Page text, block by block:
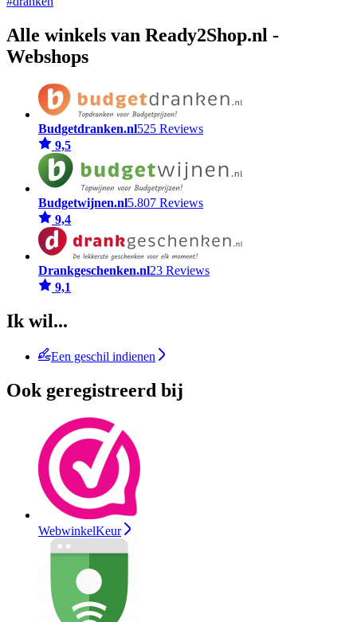
Alle winkels van Ready2Shop.nl -
Webshops
Budgetdranken.nl525 Reviews
9,5
Budgetwijnen.nl5.807 Reviews
9,4
Drankgeschenken.nl23 Reviews
9,1
Ik wil...
Een geschil indienen
Ook geregistreerd bij
WebwinkelKeur